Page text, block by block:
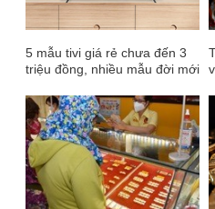
5 mẫu tivi giá rẻ chưa đến 3
triệu đồng, nhiều mẫu đời mới
giá